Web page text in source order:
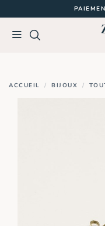
au
contenu
ACCUEIL / BIJOUX /